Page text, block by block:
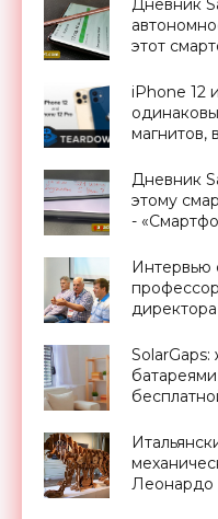
Дневник
этот
iPhone 12
магнитов,
Дневник
этому
-
Интервью
МИФИ -
Леонардо